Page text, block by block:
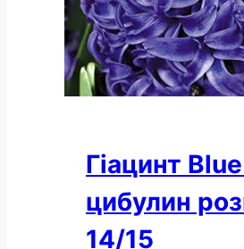
Гіацинт
цибулин
14/15